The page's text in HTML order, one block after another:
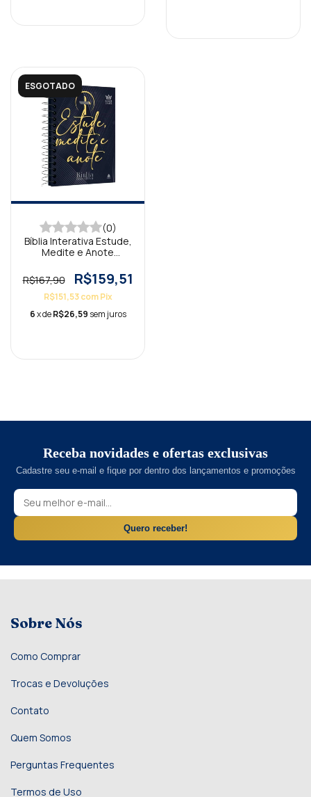
ESGOTADO
(0)
Bíblia Interativa Estude,
Medite e Anote
R$167,90
R$159,51
R$151,53com Pix
6x deR$26,59 sem juros
Receba novidades e ofertas exclusivas
Cadastre seu e-mail e fique por dentro dos lançamentos e promoções
Quero receber!
Sobre Nós
Como Comprar
Trocas e Devoluções
Contato
Quem Somos
Perguntas Frequentes
Termos de Uso